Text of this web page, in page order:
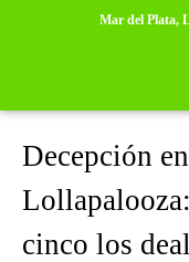
Mar del Plata,
Decepción
cinco los